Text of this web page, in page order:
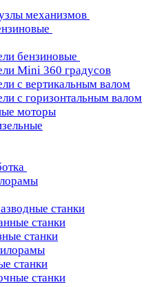
механизмов
бензиновые
Mini 360 градусов
с вертикальным валом
с горизонтальным валом
моторы
станки
станки
станки
станки
станки